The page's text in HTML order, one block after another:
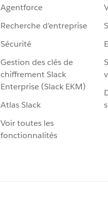
Agentforce
Recherche d’entreprise
Sécurité
Gestion des clés de
chiffrement Slack
Enterprise (Slack EKM)
Atlas Slack
Voir toutes les
fonctionnalités